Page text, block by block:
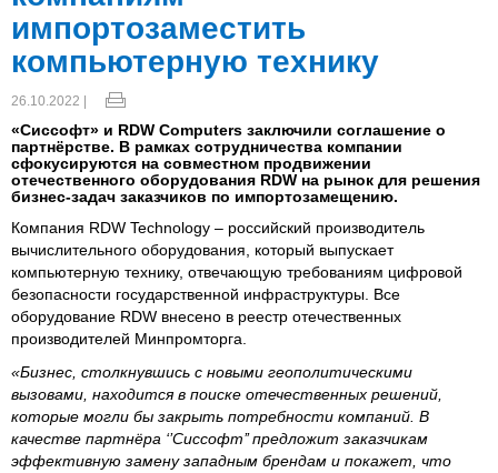
импортозаместить
компьютерную технику
26.10.2022 |
«Сиссофт» и RDW Computers заключили соглашение о
партнёрстве. В рамках сотрудничества компании
сфокусируются на совместном продвижении
отечественного оборудования RDW на рынок для решения
бизнес-задач заказчиков по импортозамещению.
Компания RDW Technology – российский производитель
вычислительного оборудования, который выпускает
компьютерную технику, отвечающую требованиям цифровой
безопасности государственной инфраструктуры. Все
оборудование RDW внесено в реестр отечественных
производителей Минпромторга.
«Бизнес, столкнувшись с новыми геополитическими
вызовами, находится в поиске отечественных решений,
которые могли бы закрыть потребности компаний. В
качестве партнёра ‘’Сиссофт’’ предложит заказчикам
эффективную замену западным брендам и покажет, что